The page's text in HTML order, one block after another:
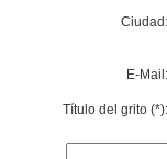
Ciudad:
E-Mail:
Título del grito (*):